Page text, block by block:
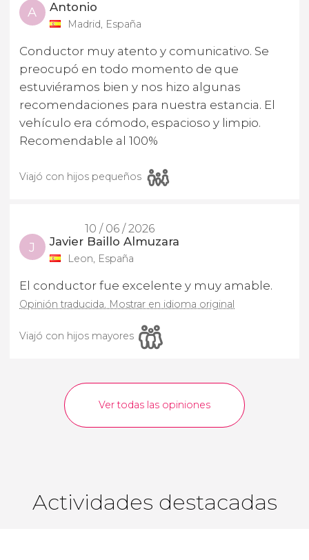
A Antonio
Madrid, España
Conductor muy atento y comunicativo. Se
preocupó en todo momento de que
estuviéramos bien y nos hizo algunas
recomendaciones para nuestra estancia. El
vehículo era cómodo, espacioso y limpio.
Recomendable al 100%
Viajó con hijos pequeños
10 / 06 / 2026
J Javier Baillo Almuzara
Leon, España
El conductor fue excelente y muy amable.
Opinión traducida. Mostrar en idioma original
Viajó con hijos mayores
Ver todas las opiniones
Actividades destacadas